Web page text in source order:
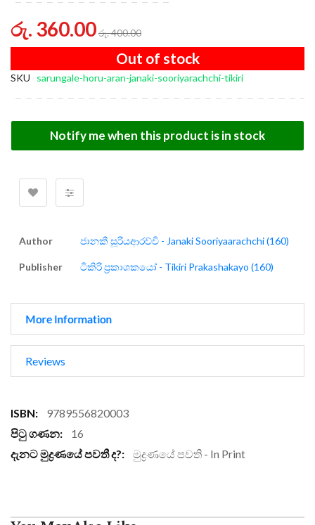
රු. 360.00රු. 400.00
Out of stock
SKU sarungale-horu-aran-janaki-sooriyarachchi-tikiri
Notify me when this product is in stock
Author ජානකී සූරියආරච්චි - Janaki Sooriyaarachchi (160)
Publisher ටිකිරි ප්‍රකාශකයෝ - Tikiri Prakashakayo (160)
More Information
Reviews
More
Information
9789556820003
16
මුද්‍රණයේ පවති - In Print